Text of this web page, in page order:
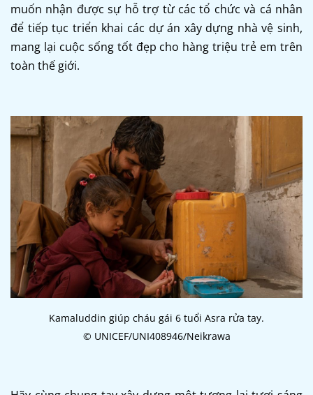
muốn nhận được sự hỗ trợ từ các tổ chức và cá nhân
để tiếp tục triển khai các dự án xây dựng nhà vệ sinh,
mang lại cuộc sống tốt đẹp cho hàng triệu trẻ em trên
toàn thế giới.
Kamaluddin giúp cháu gái 6 tuổi Asra rửa tay.
© UNICEF/UNI408946/Neikrawa